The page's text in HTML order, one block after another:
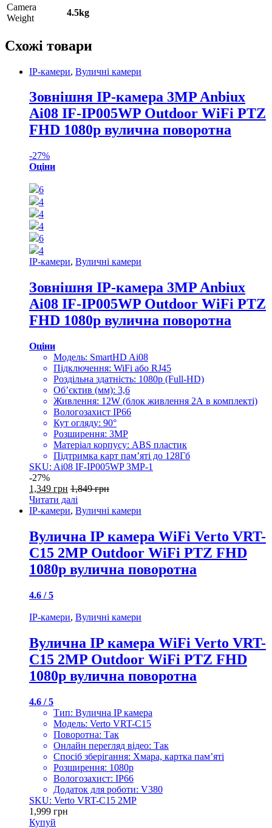
Camera
Weight
4.5kg
Схожі товари
IP-камери, Вуличні камери
Зовнішня IP-камера 3MP Anbiux
Ai08 IF-IP005WP Outdoor WiFi PTZ
FHD 1080p вулична поворотна
-27%
Оціни
6
4
4
4
6
4
IP-камери, Вуличні камери
Зовнішня IP-камера 3MP Anbiux
Ai08 IF-IP005WP Outdoor WiFi PTZ
FHD 1080p вулична поворотна
Оціни
Модель: SmartHD Ai08
Підключення: WiFi або RJ45
Роздільна здатність: 1080p (Full-HD)
Об’єктив (мм): 3,6
Живлення: 12W (блок живлення 2А в комплекті)
Вологозахист IP66
Кут огляду: 90°
Розширення: 3MP
Матеріал корпусу: ABS пластик
Підтримка карт пам’яті до 128Гб
SKU: Ai08 IF-IP005WP 3MP-1
-27%
1,349 грн 1,849грн
Читати далі
IP-камери, Вуличні камери
Вулична IP камера WiFi Verto VRT-
C15 2MP Outdoor WiFi PTZ FHD
1080p вулична поворотна
4.6 / 5
IP-камери, Вуличні камери
Вулична IP камера WiFi Verto VRT-
C15 2MP Outdoor WiFi PTZ FHD
1080p вулична поворотна
4.6 / 5
Тип: Вулична IP камера
Модель: Verto VRT-C15
Поворотна: Так
Онлайн перегляд відео: Так
Спосіб зберігання: Хмара, картка пам’яті
Розширення: 1080p
Вологозахист: IP66
Додаток для роботи: V380
SKU: Verto VRT-C15 2MP
1,999 грн
Купуй